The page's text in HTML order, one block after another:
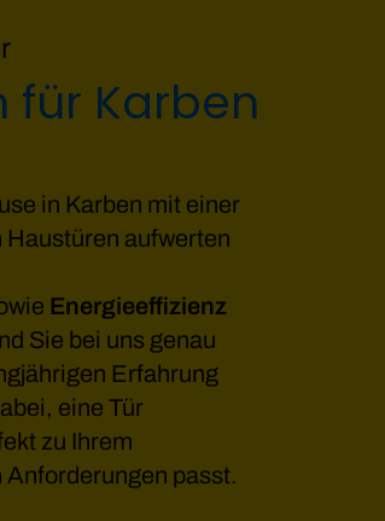
für Karben
in Karben mit einer
aufwerten
Energieeffizienz
Sie bei uns genau
Erfahrung
eine Tür
zu Ihrem
Anforderungen passt.